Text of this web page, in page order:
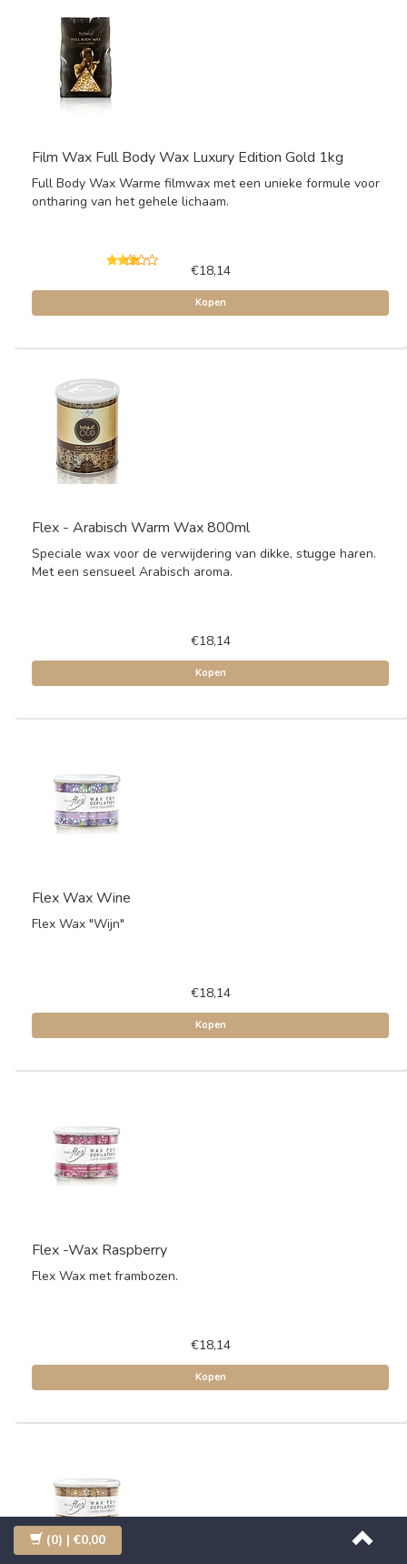
Film Wax Full Body Wax Luxury Edition Gold 1kg
Full Body Wax Warme filmwax met een unieke formule voor
ontharing van het gehele lichaam.
€18,14
Kopen
Flex - Arabisch Warm Wax 800ml
Speciale wax voor de verwijdering van dikke, stugge haren.
Met een sensueel Arabisch aroma.
€18,14
Kopen
Flex Wax Wine
Flex Wax "Wijn"
€18,14
Kopen
Flex -Wax Raspberry
Flex Wax met frambozen.
€18,14
Kopen
(0) | €0,00